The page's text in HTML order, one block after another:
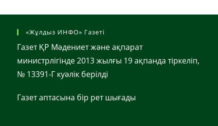
«Жұлдыз ИНФО» Газеті
Газет ҚР Мәдениет және ақпарат
министрлігінде 2013 жылғы 19 ақпанда тіркеліп,
№ 13391-Г куәлік берілді
Газет аптасына бір рет шығады